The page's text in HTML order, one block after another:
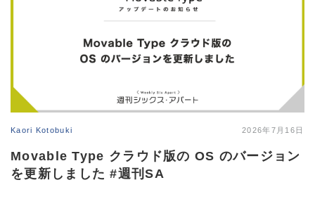
Kaori Kotobuki 2026年7月16日
Movable Type クラウド版の OS のバージョン
を更新しました #週刊SA